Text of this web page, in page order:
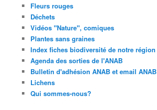
Fleurs rouges
Déchets
Vidéos "Nature", comiques
Plantes sans graines
Index fiches biodiversité de notre région
Agenda des sorties de l'ANAB
Bulletin d'adhésion ANAB et email ANAB
Lichens
Qui sommes-nous?